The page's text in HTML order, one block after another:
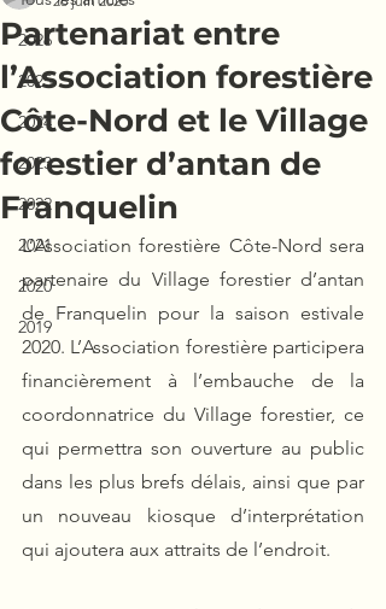
2026
2025
2024
2023
2022
2021
2020
2019
Partenariat entre
l’Association forestière
Côte-Nord et le Village
forestier d’antan de
Franquelin
L’Association forestière Côte-Nord sera
partenaire du Village forestier d’antan
de Franquelin pour la saison estivale
2020. L’Association forestière participera
financièrement à l’embauche de la
coordonnatrice du Village forestier, ce
qui permettra son ouverture au public
dans les plus brefs délais, ainsi que par
un nouveau kiosque d’interprétation
qui ajoutera aux attraits de l’endroit.